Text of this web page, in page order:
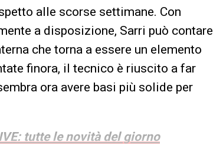
alle scorse settimane. Con
a disposizione, Sarri può contare
che torna a essere un elemento
finora, il tecnico è riuscito a far
ora avere basi più solide per
tutte le novità del giorno